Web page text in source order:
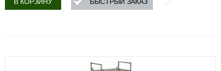
В КОРЗИНУ